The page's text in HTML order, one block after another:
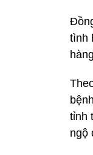
tình
tỉnh
ngộ